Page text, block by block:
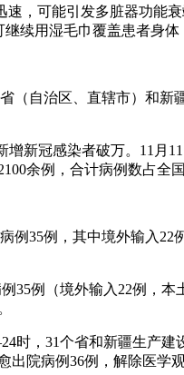
速，可能引发多脏器功
续用湿毛巾覆盖患者身体
（自治区、直辖市）和
增新冠感染者破万。11
余例，合计病例数占全
例35例，其中境外输入
35例（境外输入22例，
时，31个省和新疆生产
院病例36例，解除医学